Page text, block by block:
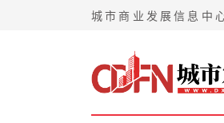
城市商业发展信息中